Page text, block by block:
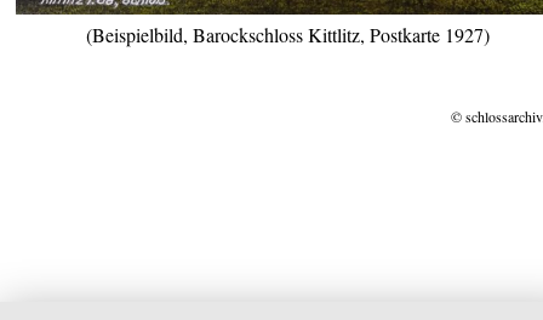
(Beispielbild, Barockschloss Kittlitz, Postkarte 1927)
©